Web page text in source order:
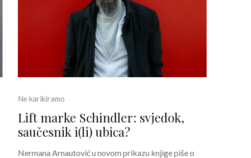
Ne karikiramo
Lift marke Schindler: svjedok,
saučesnik i(li) ubica?
Nermana Arnautović u novom prikazu knjige piše o